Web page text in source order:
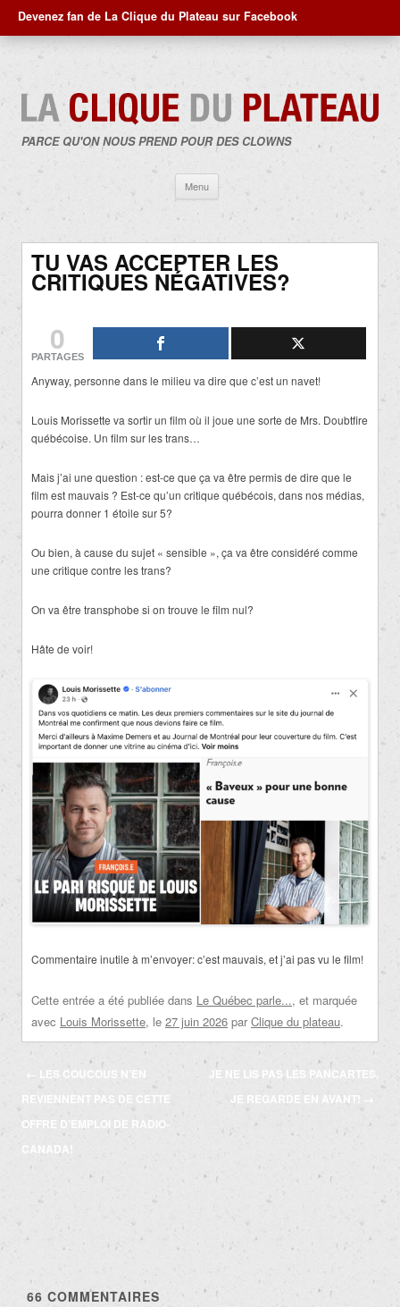
Devenez fan de La Clique du Plateau sur Facebook
PARCE QU'ON NOUS PREND POUR DES CLOWNS
Menu
contenu
TU VAS ACCEPTER LES
CRITIQUES NÉGATIVES?
0
PARTAGES
Anyway, personne dans le milieu va dire que c’est un navet!
Louis Morissette va sortir un film où il joue une sorte de Mrs. Doubtfire
québécoise. Un film sur les trans…
Mais j’ai une question : est-ce que ça va être permis de dire que le
film est mauvais ? Est-ce qu’un critique québécois, dans nos médias,
pourra donner 1 étoile sur 5?
Ou bien, à cause du sujet « sensible », ça va être considéré comme
une critique contre les trans?
On va être transphobe si on trouve le film nul?
Hâte de voir!
Commentaire inutile à m’envoyer: c’est mauvais, et j’ai pas vu le film!
Cette entrée a été publiée dans Le Québec parle..., et marquée
avec Louis Morissette, le 27 juin 2026 par Clique du plateau.
Navigation
des
articles
← LES COUCOUS N’EN
REVIENNENT PAS DE CETTE
OFFRE D’EMPLOI DE RADIO-
CANADA!
JE NE LIS PAS LES PANCARTES,
JE REGARDE EN AVANT!
→
66 COMMENTAIRES